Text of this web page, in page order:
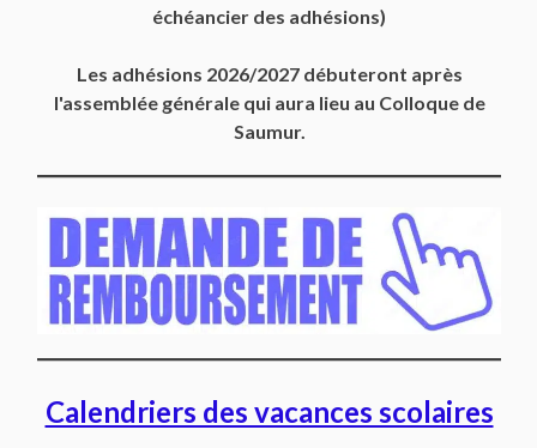
échéancier des adhésions)
Les adhésions 2026/2027 débuteront après
l'assemblée générale qui aura lieu au Colloque de
Saumur.
Calendriers des vacances scolaires